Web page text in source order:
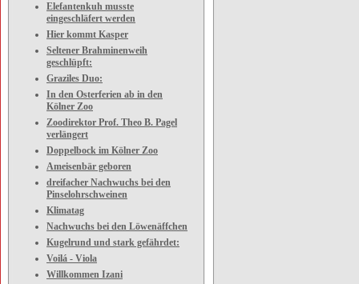
Elefantenkuh musste
eingeschläfert werden
Hier kommt Kasper
Seltener Brahminenweih
geschlüpft:
Graziles Duo:
In den Osterferien ab in den
Kölner Zoo
Zoodirektor Prof. Theo B. Pagel
verlängert
Doppelbock im Kölner Zoo
Ameisenbär geboren
dreifacher Nachwuchs bei den
Pinselohrschweinen
Klimatag
Nachwuchs bei den Löwenäffchen
Kugelrund und stark gefährdet:
Voilá - Viola
Willkommen Izani